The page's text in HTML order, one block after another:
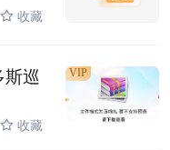
收藏
斯巡
收藏
VIP